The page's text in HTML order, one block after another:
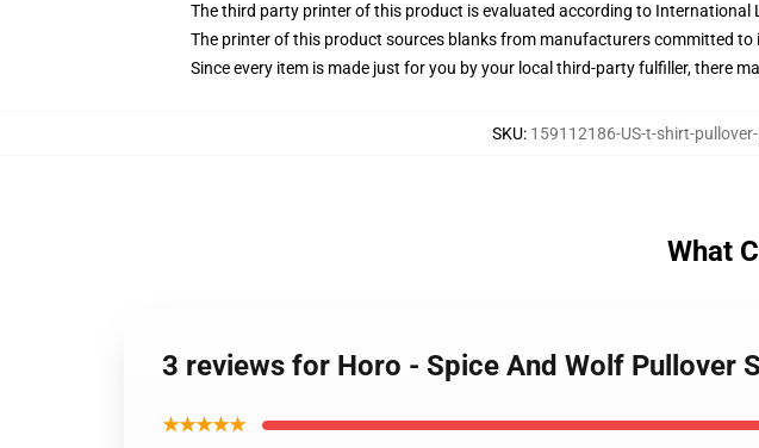
The third party printer of this product is evaluated according to
The printer of this product sources blanks from manufacturers committed
Since every item is made just for you by your local third-party fulfiller, there
SKU: 159112186-US-t-shirt-pullover-
What
3 reviews for Horo - Spice And Wolf Pullover
★★★★★